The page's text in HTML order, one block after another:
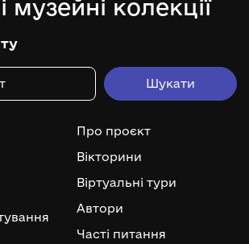
музейні колекції
Про проєкт
Вікторини
Віртуальні тури
Автори
Часті питання